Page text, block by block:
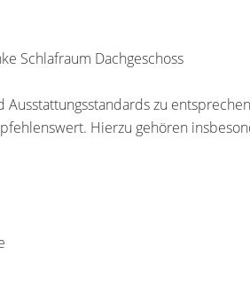
Schlafraum Dachgeschoss
Ausstattungsstandards zu
Hierzu gehören